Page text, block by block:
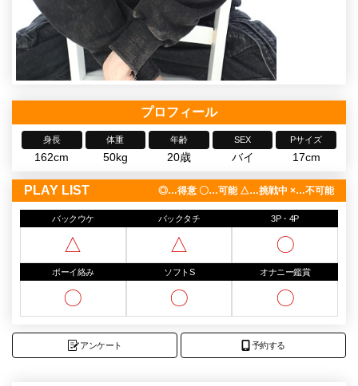
プロフィール
身長
162cm
体重
50kg
年齢
20歳
SEX
バイ
Pサイズ
17cm
PLAY LIST ◎…得意 〇…可能 △…挑戦中 ×…不可能
バックウケ
△
バックタチ
△
3P・4P
〇
ボーイ絡み
〇
ソフトS
〇
オナニー鑑賞
〇
アンケート 予約する